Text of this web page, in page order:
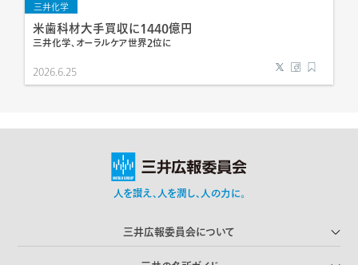
三井化学
米歯科材大手買収に1440億円
三井化学、オーラルケア世界2位に
2026.6.25
人を讃え､人を潤し､人の力に｡
三井広報委員会について